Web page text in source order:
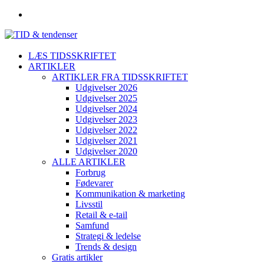
LÆS TIDSSKRIFTET
ARTIKLER
ARTIKLER FRA TIDSSKRIFTET
Udgivelser 2026
Udgivelser 2025
Udgivelser 2024
Udgivelser 2023
Udgivelser 2022
Udgivelser 2021
Udgivelser 2020
ALLE ARTIKLER
Forbrug
Fødevarer
Kommunikation & marketing
Livsstil
Retail & e-tail
Samfund
Strategi & ledelse
Trends & design
Gratis artikler